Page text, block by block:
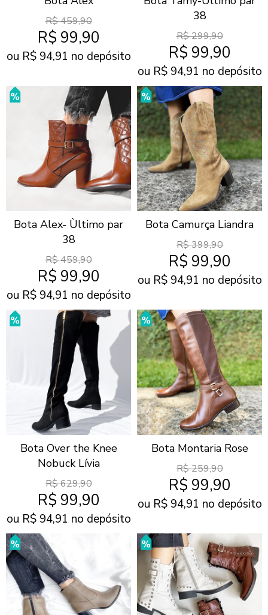
R$459,90
R$ 99,90
ou R$ 94,91 no depósito
38
R$299,90
R$ 99,90
ou R$ 94,91 no depósito
Bota Alex- Ùltimo par
38
R$459,90
R$ 99,90
ou R$ 94,91 no depósito
Bota Camurça Liandra
R$399,90
R$ 99,90
ou R$ 94,91 no depósito
Bota Over the Knee
Nobuck Lívia
R$629,90
R$ 99,90
ou R$ 94,91 no depósito
Bota Montaria Rose
R$259,90
R$ 99,90
ou R$ 94,91 no depósito